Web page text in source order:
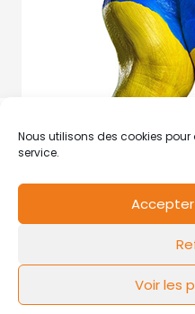
Nous utilisons des cookies
service.
Voir les
Mentions légales